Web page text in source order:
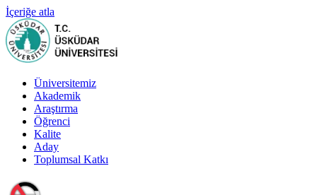
İçeriğe atla
Üniversitemiz
Akademik
Araştırma
Öğrenci
Kalite
Aday
Toplumsal Katkı